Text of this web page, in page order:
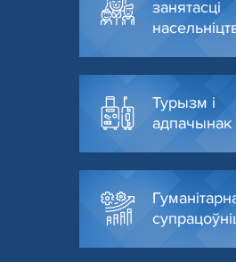
занятасці
Турызм і
адпачынак